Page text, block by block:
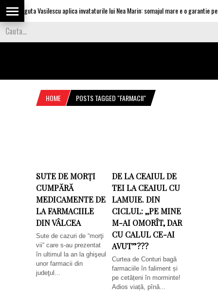
Olguta Vasilescu aplica invataturile lui Nea Marin: somajul mare e o garantie
HOME POSTS TAGGED "FARMACII"
SUTE DE MORȚI
CUMPĂRĂ
MEDICAMENTE DE
LA FARMACIILE
DIN VÂLCEA
Sute de cazuri de “morţi
vii“ care s-au prezentat
în ultimul la an la ghişeul
unor farmacii din
judeţul...
DE LA CEAIUL DE
TEI LA CEAIUL CU
LAMUIE. DIN
CICLUL: ,,PE MINE
M-AI OMORÎT, DAR
CU CALUL CE-AI
AVUT”???
Curtea de Conturi bagă
farmaciile în faliment și
pe cetățeni în morminte!
Adios viață, pînă...